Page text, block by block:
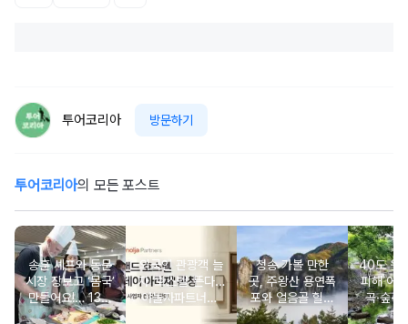
투어코리아 방문하기
투어코리아의 모든 포스트
송훈 셰프와 동문
시장 장보고 ‘몸국’
만들어요!… 13일
‘제주미행’ 특별회
외국인 관광객 늘
자 ‘호스텔’ 뜬다…
야놀자파트너스,
‘스테이 아리재’ 4
청송 가볼 만한
곳, 주왕산 용연폭
포와 얼음골 힐링
코스
40도 웃
피해 어
곡·숲·
떠나는